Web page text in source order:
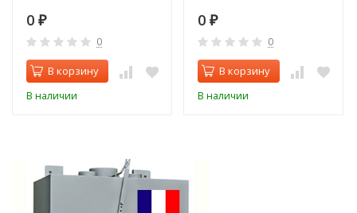
0 ₽
0
В корзину
В наличии
0 ₽
0
В корзину
В наличии